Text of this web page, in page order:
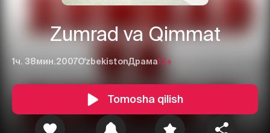
Zumrad va Qimmat
1ч. 38мин.2007O'zbekistonДрама12+
Tomosha qilish